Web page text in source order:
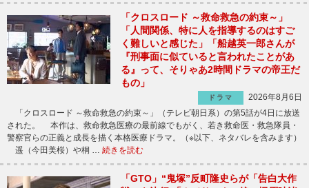
「クロスロード ～救命救急の約束～」
「人間関係、特に人を指導するのはすご
く難しいと感じた」「船越英一郎さんが
『刑事面に似ていると言われたことがあ
る』って、そりゃあ2時間ドラマの帝王だ
もの」
ドラマ
2026年8月6日
「クロスロード ～救命救急の約束～」（テレビ朝日系）の第5話が4日に放送
された。 本作は、救命救急医療の最前線でもがく、若き救命医・救急隊員・
警察官らの正義と成長を描く本格医療ドラマ。（※以下、ネタバレを含みます）
遥（今田美桜）や桐 … 続きを読む
「GTO」“鬼塚”反町隆史らが「告白大作